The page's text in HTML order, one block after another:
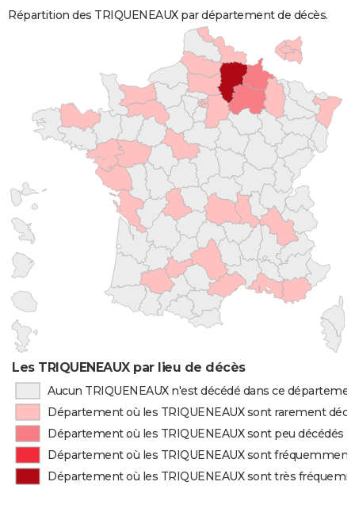
Répartition des TRIQUENEAUX par département de décès.
Les TRIQUENEAUX par lieu de décès
Aucun TRIQUENEAUX n'est décédé dans ce
Département où les TRIQUENEAUX sont rarement
Département où les TRIQUENEAUX sont peu décédés
Département où les TRIQUENEAUX sont fréquemment
Département où les TRIQUENEAUX sont très